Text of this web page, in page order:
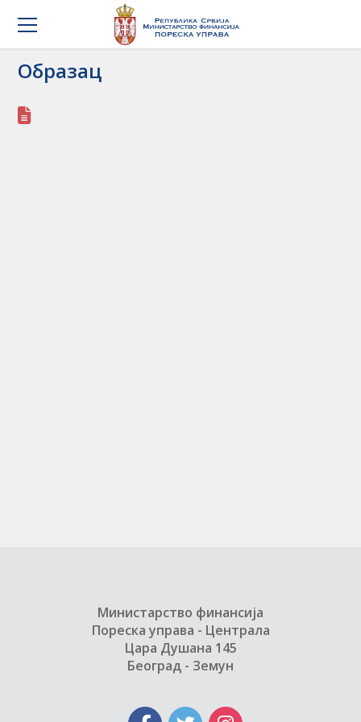
Образац
Министарство финансија
Пореска управа - Централа
Цара Душана 145
Београд - Земун